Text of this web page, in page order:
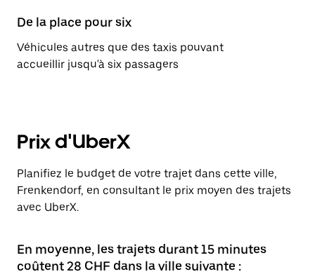
De la place pour six
Véhicules autres que des taxis pouvant
accueillir jusqu'à six passagers
Prix d'UberX
Planifiez le budget de votre trajet dans cette ville,
Frenkendorf, en consultant le prix moyen des trajets
avec UberX.
En moyenne, les trajets durant 15 minutes
coûtent 28 CHF dans la ville suivante :